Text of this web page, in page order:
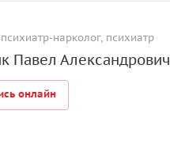
нарколог, психиатр
Павел Александрович
онлайн